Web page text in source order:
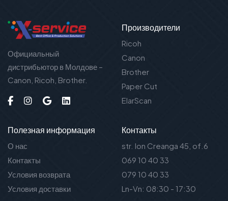
Официальный
дистрибьютор в Молдове –
Canon, Ricoh, Brother.
Производители
Ricoh
Canon
Brother
Paper Cut
ElarScan
Полезная информация
О нас
Контакты
Условия возврата
Условия доставки
Контакты
str. Ion Creanga 45, of.6
069 10 40 33
079 10 40 33
Ln-Vn: 08:30 - 17:30